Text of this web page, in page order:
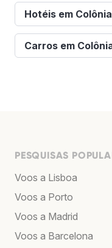
Hotéis em Colônia
Carros em
PESQUISAS
Voos a Lisboa
Voos a Porto
Voos a Madrid
Voos a Barcelona